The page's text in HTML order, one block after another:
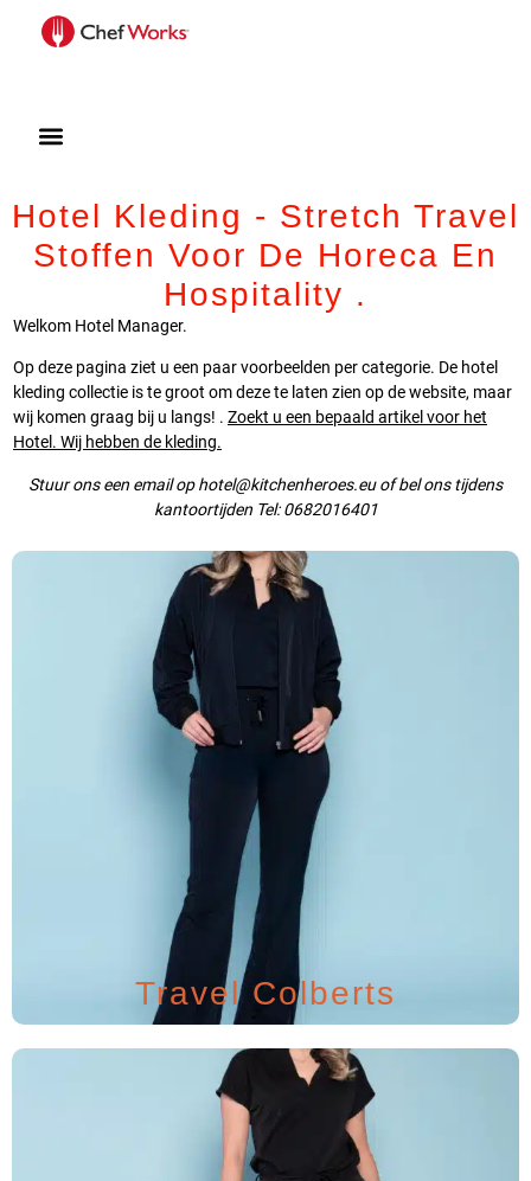
Hotel Kleding - Stretch Travel
Stoffen Voor De Horeca En
Hospitality .
Welkom Hotel Manager.
Op deze pagina ziet u een paar voorbeelden per categorie. De hotel
kleding collectie is te groot om deze te laten zien op de website, maar
wij komen graag bij u langs! . Zoekt u een bepaald artikel voor het
Hotel. Wij hebben de kleding.
Stuur ons een email op hotel@kitchenheroes.eu of bel ons tijdens
kantoortijden Tel: 0682016401
Travel Colberts